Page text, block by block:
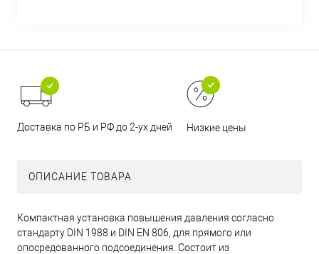
Доставка по РБ и РФ до 2-ух дней Низкие цены
ОПИСАНИЕ ТОВАРА
Компактная установка повышения давления согласно
стандарту DIN 1988 и DIN EN 806, для прямого или
опосредованного подсоединения. Состоит из